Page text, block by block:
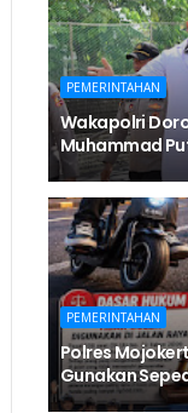
PEMERINTAHAN
Wakapolri
Muhammad
PEMERINTAHAN
Polres
Gunakan